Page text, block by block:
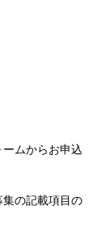
ムからお申込
の記載項目の